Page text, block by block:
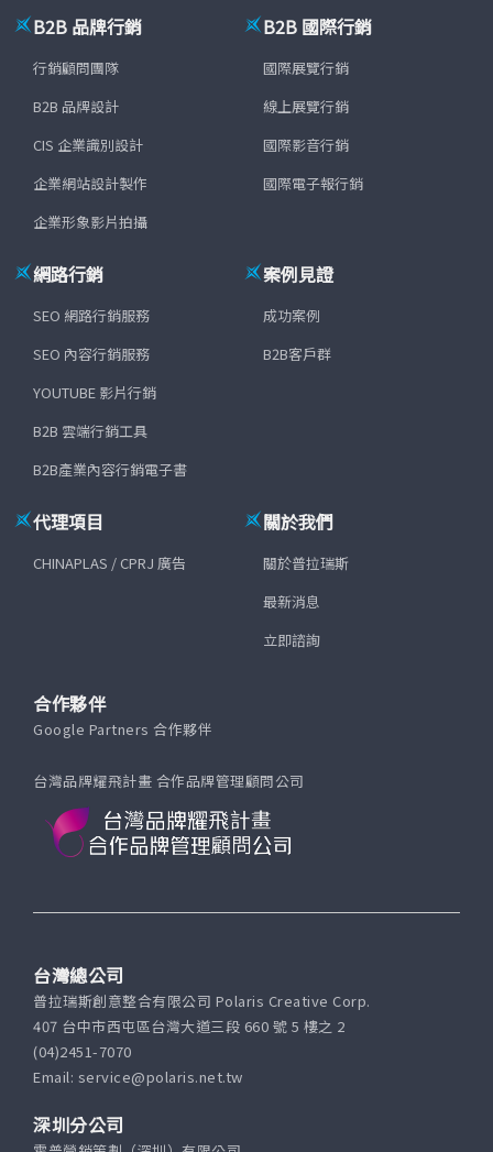
B2B 品牌行銷
行銷顧問團隊
B2B 品牌設計
CIS 企業識別設計
企業網站設計製作
企業形象影片拍攝
B2B 國際行銷
國際展覽行銷
線上展覽行銷
國際影音行銷
國際電子報行銷
網路行銷
SEO 網路行銷服務
SEO 內容行銷服務
YOUTUBE 影片行銷
B2B 雲端行銷工具
B2B產業內容行銷電子書
案例見證
成功案例
B2B客戶群
代理項目
CHINAPLAS / CPRJ 廣告
關於我們
關於普拉瑞斯
最新消息
立即諮詢
合作夥伴
Google Partners 合作夥伴
台灣品牌耀飛計畫 合作品牌管理顧問公司
台灣總公司
普拉瑞斯創意整合有限公司 Polaris Creative Corp.
407 台中市西屯區台灣大道三段 660 號 5 樓之 2
(04)2451-7070
Email: service@polaris.net.tw
深圳分公司